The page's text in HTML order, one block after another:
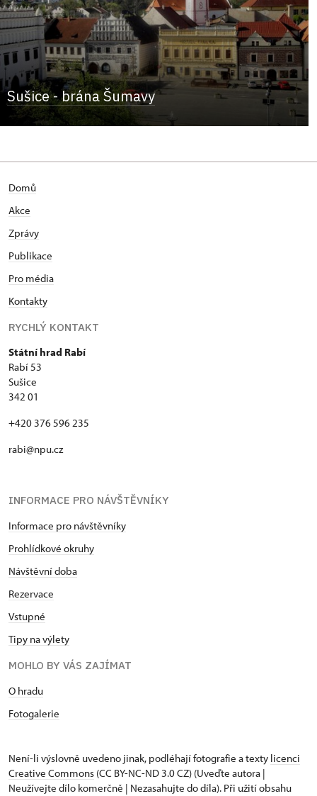
Sušice - brána Šumavy
Domů
Akce
Zprávy
Publikace
Pro média
Kontakty
RYCHLÝ KONTAKT
Státní hrad Rabí
Rabí 53
Sušice
342 01
+420 376 596 235
rabi@npu.cz
INFORMACE PRO NÁVŠTĚVNÍKY
Informace pro návštěvníky
Prohlídkové okruhy
Návštěvní doba
Rezervace
Vstupné
Tipy na výlety
MOHLO BY VÁS ZAJÍMAT
O hradu
Fotogalerie
Není-li výslovně uvedeno jinak, podléhají fotografie a texty licenci
Creative Commons (CC BY-NC-ND 3.0 CZ) (Uveďte autora |
Neužívejte dílo komerčně | Nezasahujte do díla). Při užití obsahu